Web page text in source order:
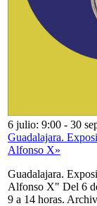
6 julio: 9:00 - 30
Guadalajara.
Alfonso X»
Guadalajara.
Alfonso X" Del 6
9 a 14 horas.